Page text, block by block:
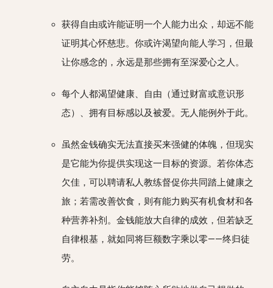
获得自由或许能证明一个人能力出众，却远不能
证明其心怀慈悲。你或许渴望向能人学习，但最
让你感念的，永远是那些拥有至深爱心之人。
每个人都渴望健康、自由（通过财富或意识形
态）、拥有目标感以及被爱。无人能例外于此。
虽然金钱确实无法直接买来强健的体魄，但现实
是它能为你提供实现这一目标的资源。若你体态
欠佳，可以聘请私人教练督促你共同踏上健康之
旅；若需改善饮食，则有能力购买有机食材和各
种营养补剂。金钱能放大自律的成效，但若缺乏
自律根基，就如同将巨额数字乘以零——终归徒
劳。